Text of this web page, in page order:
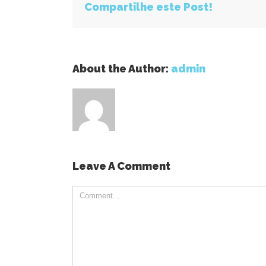
Compartilhe este Post!
About the Author: admin
Leave A Comment
Comment